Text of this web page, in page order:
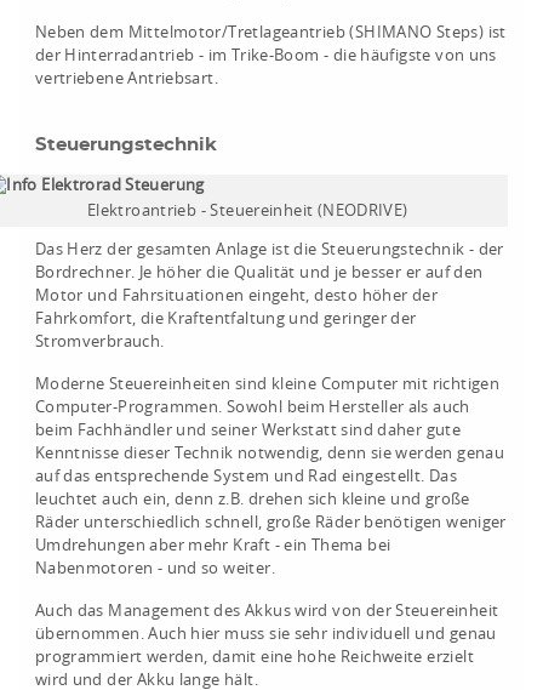
Neben dem Mittelmotor/Tretlageantrieb (SHIMANO Steps) ist
der Hinterradantrieb - im Trike-Boom - die häufigste von uns
vertriebene Antriebsart.
Steuerungstechnik
Elektroantrieb - Steuereinheit (NEODRIVE)
Das Herz der gesamten Anlage ist die Steuerungstechnik - der
Bordrechner. Je höher die Qualität und je besser er auf den
Motor und Fahrsituationen eingeht, desto höher der
Fahrkomfort, die Kraftentfaltung und geringer der
Stromverbrauch.
Moderne Steuereinheiten sind kleine Computer mit richtigen
Computer-Programmen. Sowohl beim Hersteller als auch
beim Fachhändler und seiner Werkstatt sind daher gute
Kenntnisse dieser Technik notwendig, denn sie werden genau
auf das entsprechende System und Rad eingestellt. Das
leuchtet auch ein, denn z.B. drehen sich kleine und große
Räder unterschiedlich schnell, große Räder benötigen weniger
Umdrehungen aber mehr Kraft - ein Thema bei
Nabenmotoren - und so weiter.
Auch das Management des Akkus wird von der Steuereinheit
übernommen. Auch hier muss sie sehr individuell und genau
programmiert werden, damit eine hohe Reichweite erzielt
wird und der Akku lange hält.